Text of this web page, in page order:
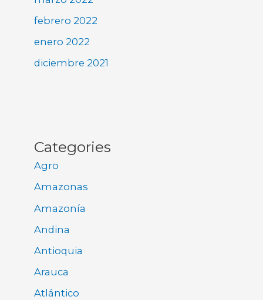
febrero 2022
enero 2022
diciembre 2021
Categories
Agro
Amazonas
Amazonía
Andina
Antioquia
Arauca
Atlántico